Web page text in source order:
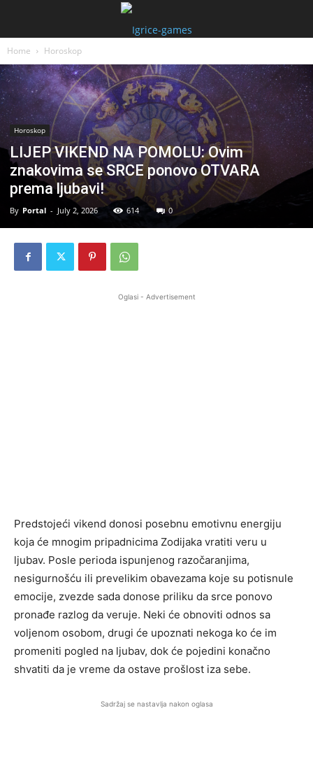
Home Horoskop
Horoskop
LIJEP VIKEND NA POMOLU: Ovim
znakovima se SRCE ponovo OTVARA
prema ljubavi!
By Portal - July 2, 2026 614 0
Oglasi - Advertisement
Predstojeći vikend donosi posebnu emotivnu energiju
koja će mnogim pripadnicima Zodijaka vratiti veru u
ljubav. Posle perioda ispunjenog razočaranjima,
nesigurnošću ili prevelikim obavezama koje su potisnule
emocije, zvezde sada donose priliku da srce ponovo
pronađe razlog da veruje. Neki će obnoviti odnos sa
voljenom osobom, drugi će upoznati nekoga ko će im
promeniti pogled na ljubav, dok će pojedini konačno
shvatiti da je vreme da ostave prošlost iza sebe.
Sadržaj se nastavlja nakon oglasa